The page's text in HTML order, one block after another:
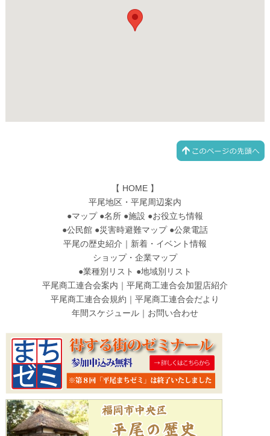
【 HOME】
平尾地区・平尾周辺案内
●マップ●名所●施設 ●お役立ち情報
●公民館●災害時避難マップ●公衆電話
平尾の歴史紹介
新着・イベント情報
ショップ・企業マップ
●業種別リスト ●地域別リスト
平尾商工連合会案内
平尾商工連合会加盟店紹介
平尾商工連合会規約
平尾商工連合会だより
年間スケジュール｜ お問い合わせ